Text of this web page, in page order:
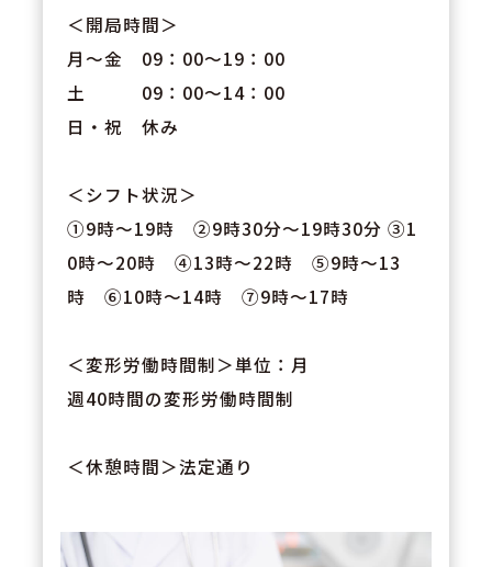
＜開局時間＞
月～金 09：00～19：00
土 09：00～14：00
日・祝 休み
＜シフト状況＞
①9時～19時 ②9時30分～19時30分 ③1
0時～20時 ④13時～22時 ⑤9時～13
時 ⑥10時～14時 ⑦9時～17時
＜変形労働時間制＞単位：月
週40時間の変形労働時間制
＜休憩時間＞法定通り